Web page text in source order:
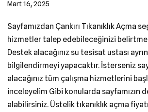
Mart 16, 2025
Sayfamızdan Çankırı Tıkanıklık Açma
hizmetler talep edebileceğinizi
Destek alacağınız su tesisat ustası
bilgilendirmeyi yapacaktır. İsterseniz
alacağınız tüm çalışma hizmetlerini
inceleyelim Gibi konularda sayfamızın
alabilirsiniz. Üstelik tıkanıklık açma